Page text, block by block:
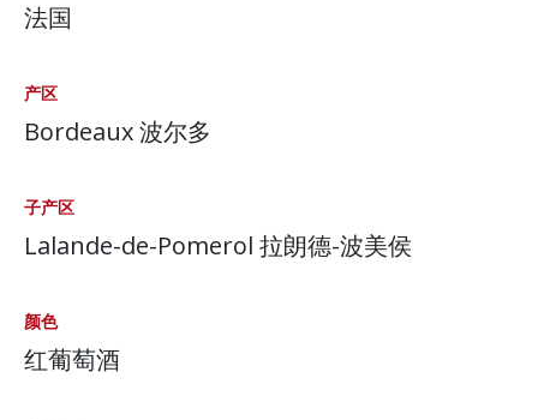
法国
产区
Bordeaux 波尔多
子产区
Lalande-de-Pomerol 拉朗德-波美侯
颜色
红葡萄酒